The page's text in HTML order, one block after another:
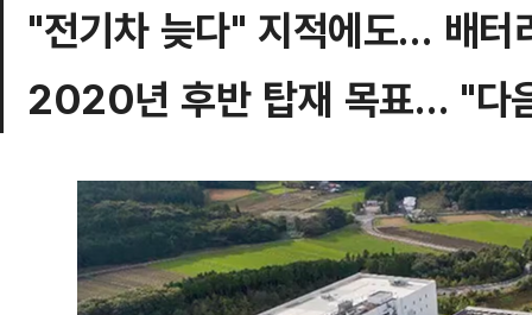
"전기차 늦다" 지적에도… 배터
2020년 후반 탑재 목표… "다